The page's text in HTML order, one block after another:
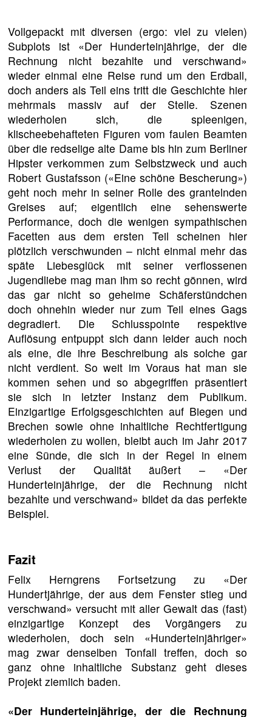
Vollgepackt mit diversen (ergo: viel zu vielen)
Subplots ist «Der Hunderteinjährige, der die
Rechnung nicht bezahlte und verschwand»
wieder einmal eine Reise rund um den Erdball,
doch anders als Teil eins tritt die Geschichte hier
mehrmals massiv auf der Stelle. Szenen
wiederholen sich, die spleenigen,
klischeebehafteten Figuren vom faulen Beamten
über die redselige alte Dame bis hin zum Berliner
Hipster verkommen zum Selbstzweck und auch
Robert Gustafsson («Eine schöne Bescherung»)
geht noch mehr in seiner Rolle des grantelnden
Greises auf; eigentlich eine sehenswerte
Performance, doch die wenigen sympathischen
Facetten aus dem ersten Teil scheinen hier
plötzlich verschwunden – nicht einmal mehr das
späte Liebesglück mit seiner verflossenen
Jugendliebe mag man ihm so recht gönnen, wird
das gar nicht so geheime Schäferstündchen
doch ohnehin wieder nur zum Teil eines Gags
degradiert. Die Schlusspointe respektive
Auflösung entpuppt sich dann leider auch noch
als eine, die ihre Beschreibung als solche gar
nicht verdient. So weit im Voraus hat man sie
kommen sehen und so abgegriffen präsentiert
sie sich in letzter Instanz dem Publikum.
Einzigartige Erfolgsgeschichten auf Biegen und
Brechen sowie ohne inhaltliche Rechtfertigung
wiederholen zu wollen, bleibt auch im Jahr 2017
eine Sünde, die sich in der Regel in einem
Verlust der Qualität äußert – «Der
Hunderteinjährige, der die Rechnung nicht
bezahlte und verschwand» bildet da das perfekte
Beispiel.
Fazit
Felix Herngrens Fortsetzung zu «Der
Hundertjährige, der aus dem Fenster stieg und
verschwand» versucht mit aller Gewalt das (fast)
einzigartige Konzept des Vorgängers zu
wiederholen, doch sein «Hunderteinjähriger»
mag zwar denselben Tonfall treffen, doch so
ganz ohne inhaltliche Substanz geht dieses
Projekt ziemlich baden.
«Der Hunderteinjährige, der die Rechnung